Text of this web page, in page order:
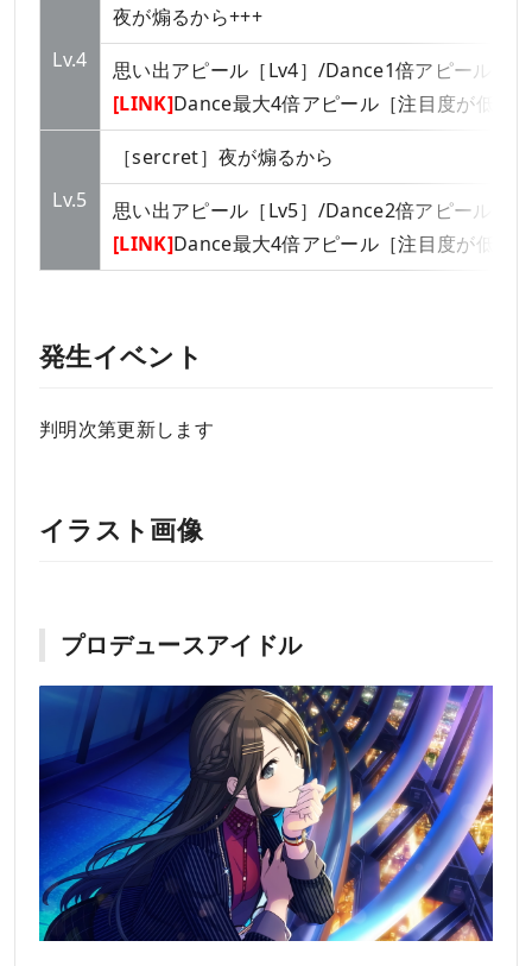
Lv.4
夜が煽るから+++
思い出アピール［Lv4］/Dance1倍アピール
[LINK]Dance最大4倍アピール［注目度が低い
Lv.5
［sercret］夜が煽るから
思い出アピール［Lv5］/Dance2倍アピール
[LINK]Dance最大4倍アピール［注目度が低い
発生イベント
判明次第更新します
イラスト画像
プロデュースアイドル